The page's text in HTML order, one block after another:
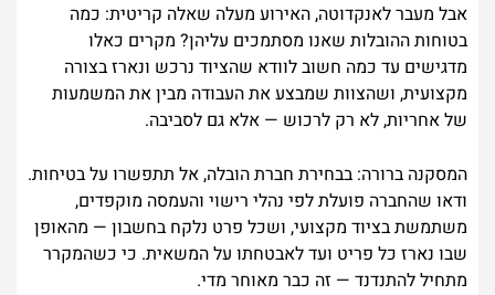
אבל מעבר לאנקדוטה, האירוע מעלה שאלה קריטית: כמה
בטוחות ההובלות שאנו מסתמכים עליהן? מקרים כאלו
מדגישים עד כמה חשוב לוודא שהציוד נרכש ונארז בצורה
מקצועית, ושהצוות שמבצע את העבודה מבין את המשמעות
של אחריות, לא רק לרכוש — אלא גם לסביבה.
המסקנה ברורה: בבחירת חברת הובלה, אל תתפשרו על בטיחות.
ודאו שהחברה פועלת לפי נהלי רישוי והעמסה מוקפדים,
משתמשת בציוד מקצועי, ושכל פרט נלקח בחשבון — מהאופן
שבו נארז כל פריט ועד לאבטחתו על המשאית. כי כשהמקרר
מתחיל להתנדנד — זה כבר מאוחר מדי.